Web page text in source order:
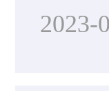
2023-